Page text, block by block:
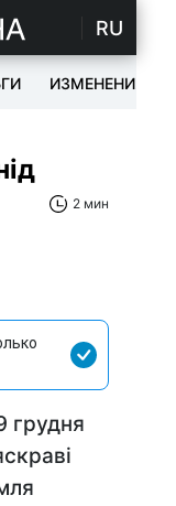
RU
ИЗМЕНЕНИЯ
2 мин
грудня